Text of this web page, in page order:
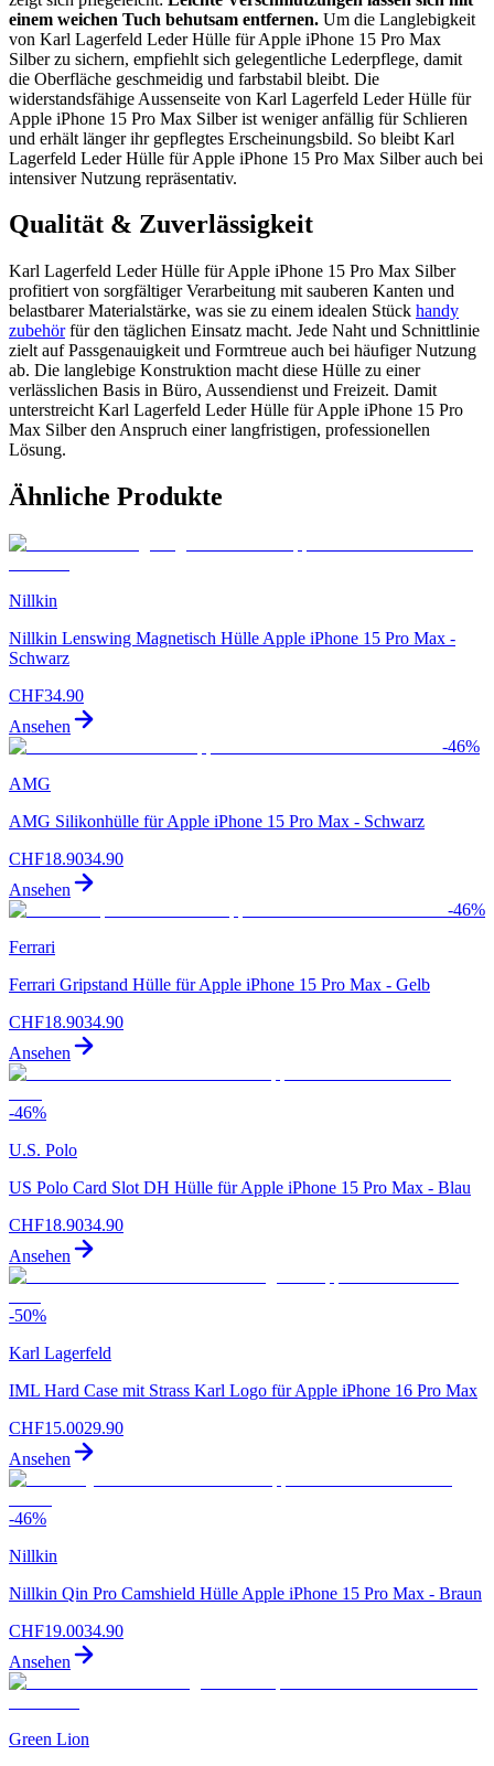
einem weichen Tuch behutsam entfernen. Um die Langlebigkeit
von Karl Lagerfeld Leder Hülle für Apple iPhone 15 Pro Max
Silber zu sichern, empfiehlt sich gelegentliche Lederpflege, damit
die Oberfläche geschmeidig und farbstabil bleibt. Die
widerstandsfähige Aussenseite von Karl Lagerfeld Leder Hülle für
Apple iPhone 15 Pro Max Silber ist weniger anfällig für Schlieren
und erhält länger ihr gepflegtes Erscheinungsbild. So bleibt Karl
Lagerfeld Leder Hülle für Apple iPhone 15 Pro Max Silber auch bei
intensiver Nutzung repräsentativ.
Qualität & Zuverlässigkeit
Karl Lagerfeld Leder Hülle für Apple iPhone 15 Pro Max Silber
profitiert von sorgfältiger Verarbeitung mit sauberen Kanten und
belastbarer Materialstärke, was sie zu einem idealen Stück handy
zubehörfür den täglichen Einsatz macht. Jede Naht und Schnittlinie
zielt auf Passgenauigkeit und Formtreue auch bei häufiger Nutzung
ab. Die langlebige Konstruktion macht diese Hülle zu einer
verlässlichen Basis in Büro, Aussendienst und Freizeit. Damit
unterstreicht Karl Lagerfeld Leder Hülle für Apple iPhone 15 Pro
Max Silber den Anspruch einer langfristigen, professionellen
Lösung.
Ähnliche Produkte
Nillkin
Nillkin Lenswing Magnetisch Hülle Apple iPhone 15 Pro Max -
Schwarz
CHF34.90
Ansehen
-46%
AMG
AMG Silikonhülle für Apple iPhone 15 Pro Max - Schwarz
CHF18.9034.90
Ansehen
-46%
Ferrari
Ferrari Gripstand Hülle für Apple iPhone 15 Pro Max - Gelb
CHF18.9034.90
Ansehen
-46%
U.S. Polo
US Polo Card Slot DH Hülle für Apple iPhone 15 Pro Max - Blau
CHF18.9034.90
Ansehen
-50%
Karl Lagerfeld
IML Hard Case mit Strass Karl Logo für Apple iPhone 16 Pro Max
CHF15.0029.90
Ansehen
-46%
Nillkin
Nillkin Qin Pro Camshield Hülle Apple iPhone 15 Pro Max - Braun
CHF19.0034.90
Ansehen
Green Lion